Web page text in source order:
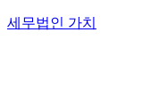
세무법인 가치